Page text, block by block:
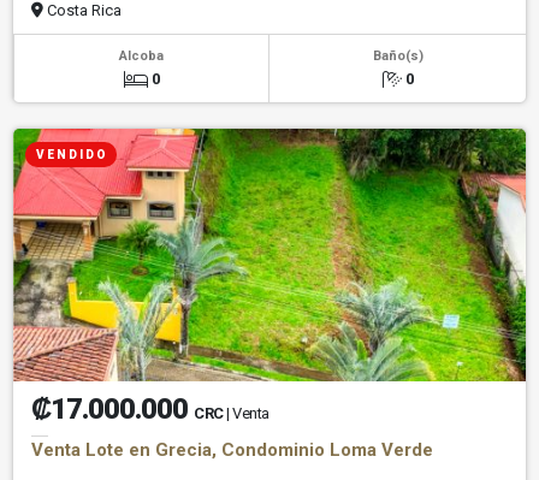
Costa Rica
Alcoba
0
Baño(s)
0
V E N D I D O
₡17.000.000 CRC| Venta
Venta Lote en Grecia, Condominio Loma Verde